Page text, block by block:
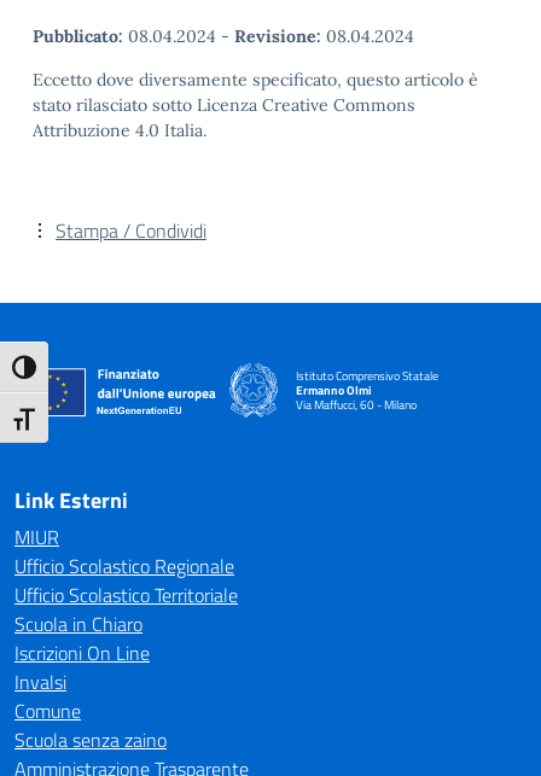
Attiva/disattiva alto contrasto
Attiva/disattiva dimensione testo
Pubblicato: 08.04.2024 - Revisione: 08.04.2024
Eccetto dove diversamente specificato, questo articolo è
stato rilasciato sotto Licenza Creative Commons
Attribuzione 4.0 Italia.
Stampa / Condividi
Istituto Comprensivo Statale
Ermanno Olmi
Via Maffucci, 60 - Milano
— Visita la pagina iniziale della scuola
Link Esterni
MIUR
Ufficio Scolastico Regionale
Ufficio Scolastico Territoriale
Scuola in Chiaro
Iscrizioni On Line
Invalsi
Comune
Scuola senza zaino
Amministrazione Trasparente